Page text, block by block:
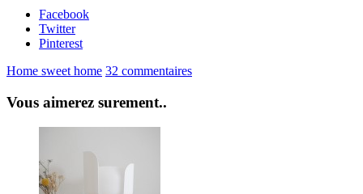
Facebook
Twitter
Pinterest
Home sweet home 32 commentaires
Vous aimerez surement..